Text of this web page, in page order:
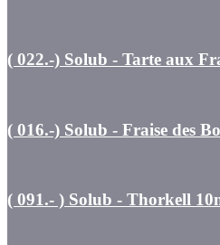
( 022.-) Solub - Tarte aux
( 016.-) Solub - Fraise des
( 091.- ) Solub - Thorkell